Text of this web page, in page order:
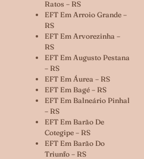
Ratos – RS
EFT Em Arroio Grande –
RS
EFT Em Arvorezinha –
RS
EFT Em Augusto Pestana
– RS
EFT Em Áurea – RS
EFT Em Bagé – RS
EFT Em Balneário Pinhal
– RS
EFT Em Barão De
Cotegipe – RS
EFT Em Barão Do
Triunfo – RS